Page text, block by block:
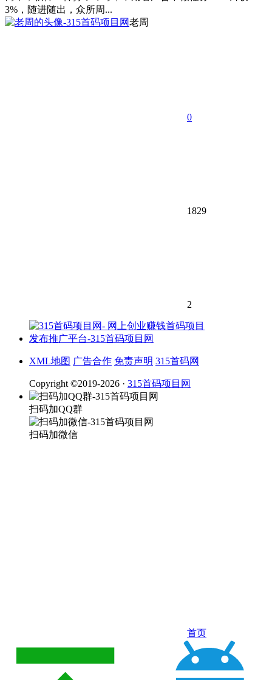
3%，随进随出，众所周...
老周
0
1829
2
XML地图 广告合作 免责声明 315首码网
Copyright ©2019-2026 · 315首码项目网
扫码加QQ群
扫码加微信
首页